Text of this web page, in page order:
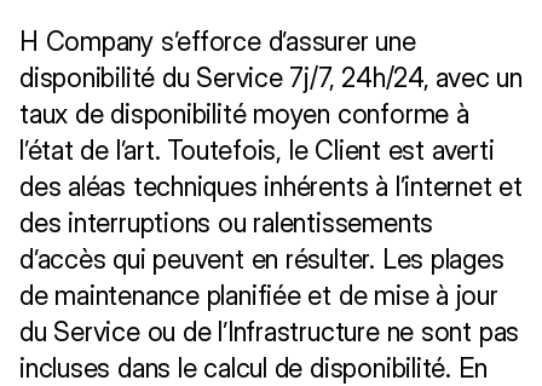
H Company s’efforce d’assurer une
disponibilité du Service 7j/7, 24h/24, avec un
taux de disponibilité moyen conforme à
l’état de l’art. Toutefois, le Client est averti
des aléas techniques inhérents à l’internet et
des interruptions ou ralentissements
d’accès qui peuvent en résulter. Les plages
de maintenance planifiée et de mise à jour
du Service ou de l’Infrastructure ne sont pas
incluses dans le calcul de disponibilité. En